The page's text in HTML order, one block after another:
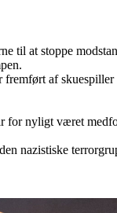
til at stoppe
af
for nyligt været
nazistiske